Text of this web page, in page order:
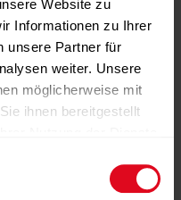
Website zu
Informationen zu Ihrer
unsere Partner für
weiter. Unsere
möglicherweise mit
ihnen bereitgestellt
-Anzeige-